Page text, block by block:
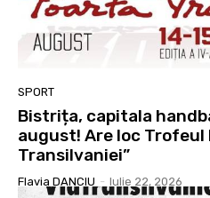
SPORT
Bistrița, capitala
august! Are loc
Transilvaniei”
Flavia DANCIU - Iulie 22, 2026